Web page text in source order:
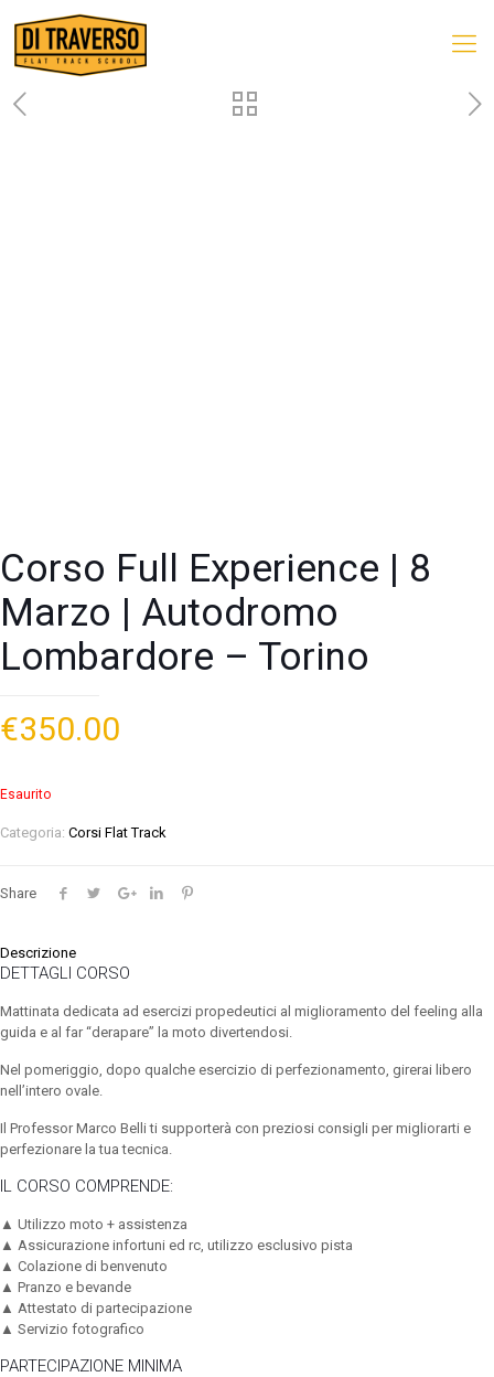
Corso Full Experience | 8
Marzo | Autodromo
Lombardore – Torino
€350.00
Esaurito
Categoria: Corsi Flat Track
Share
Descrizione
DETTAGLI CORSO
Mattinata dedicata ad esercizi propedeutici al miglioramento del feeling alla
guida e al far “derapare” la moto divertendosi.
Nel pomeriggio, dopo qualche esercizio di perfezionamento, girerai libero
nell’intero ovale.
Il Professor Marco Belli ti supporterà con preziosi consigli per migliorarti e
perfezionare la tua tecnica.
IL CORSO COMPRENDE:
▲ Utilizzo moto + assistenza
▲ Assicurazione infortuni ed rc, utilizzo esclusivo pista
▲ Colazione di benvenuto
▲ Pranzo e bevande
▲ Attestato di partecipazione
▲ Servizio fotografico
PARTECIPAZIONE MINIMA